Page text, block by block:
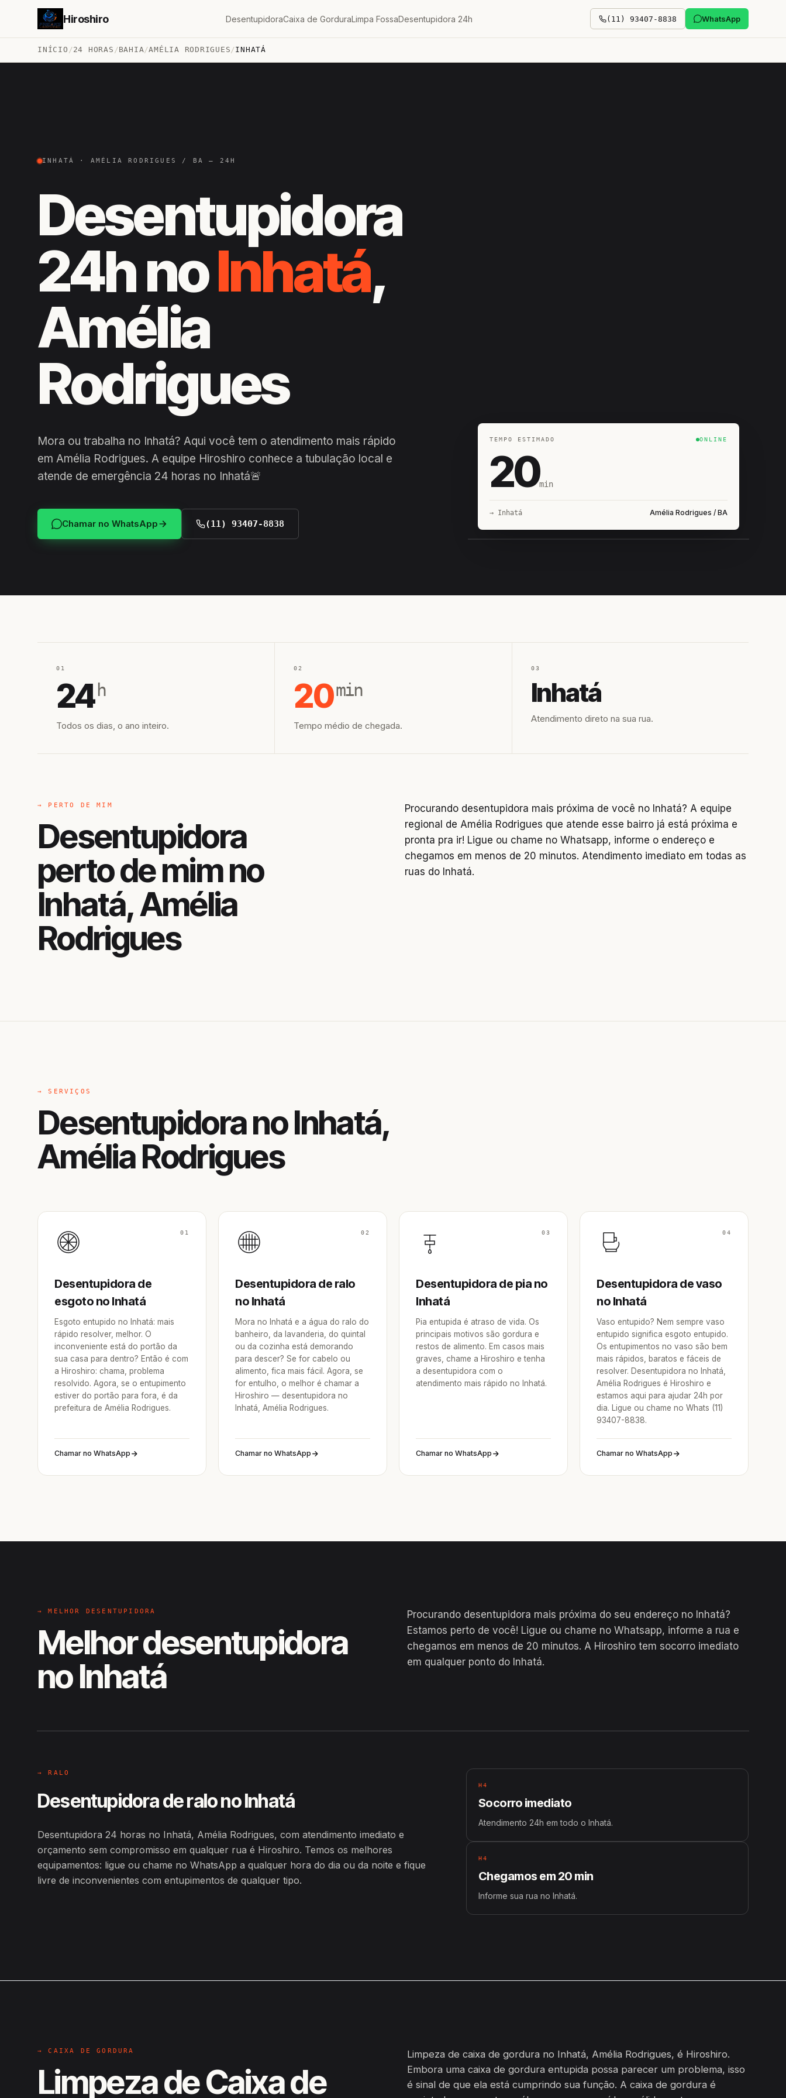
Hiroshiro DesentupidoraCaixa de GorduraLimpa FossaDesentupidora 24h (11) 93407-8838 WhatsApp
INÍCIO /24 HORAS /BAHIA/AMÉLIA RODRIGUES /INHATÁ
INHATÁ · AMÉLIA RODRIGUES / BA — 24H
Desentupidora
24h noInhatá,
Amélia
Rodrigues
Mora ou trabalha no Inhatá? Aqui você tem o atendimento mais rápido
em Amélia Rodrigues. A equipe Hiroshiro conhece a tubulação local e
atende de emergência 24 horas no Inhatá🚨
Chamar no WhatsApp (11) 93407-8838
TEMPO ESTIMADO ONLINE
20min
→ Inhatá Amélia Rodrigues / BA
01
24 h
Todos os dias, o ano inteiro.
02
20min
Tempo médio de chegada.
03
Inhatá
Atendimento direto na sua rua.
→ PERTO DE MIM
Desentupidora
perto de mim no
Inhatá, Amélia
Rodrigues
Procurando desentupidora mais próxima de você no Inhatá? A equipe
regional de Amélia Rodrigues que atende esse bairro já está próxima e
pronta pra ir! Ligue ou chame no Whatsapp, informe o endereço e
chegamos em menos de 20 minutos. Atendimento imediato em todas as
ruas do Inhatá.
→ SERVIÇOS
Desentupidora no Inhatá,
Amélia Rodrigues
01
Desentupidora de
esgoto no Inhatá
Esgoto entupido no Inhatá: mais
rápido resolver, melhor. O
inconveniente está do portão da
sua casa para dentro? Então é com
a Hiroshiro: chama, problema
resolvido. Agora, se o entupimento
estiver do portão para fora, é da
prefeitura de Amélia Rodrigues.
Chamar no WhatsApp
02
Desentupidora de ralo
no Inhatá
Mora no Inhatá e a água do ralo do
banheiro, da lavanderia, do quintal
ou da cozinha está demorando
para descer? Se for cabelo ou
alimento, fica mais fácil. Agora, se
for entulho, o melhor é chamar a
Hiroshiro — desentupidora no
Inhatá, Amélia Rodrigues.
Chamar no WhatsApp
03
Desentupidora de pia no
Inhatá
Pia entupida é atraso de vida. Os
principais motivos são gordura e
restos de alimento. Em casos mais
graves, chame a Hiroshiro e tenha
a desentupidora com o
atendimento mais rápido no Inhatá.
Chamar no WhatsApp
04
Desentupidora de vaso
no Inhatá
Vaso entupido? Nem sempre vaso
entupido significa esgoto entupido.
Os entupimentos no vaso são bem
mais rápidos, baratos e fáceis de
resolver. Desentupidora no Inhatá,
Amélia Rodrigues é Hiroshiro e
estamos aqui para ajudar 24h por
dia. Ligue ou chame no Whats (11)
93407-8838.
Chamar no WhatsApp
→ MELHOR DESENTUPIDORA
Melhor desentupidora
no Inhatá
Procurando desentupidora mais próxima do seu endereço no Inhatá?
Estamos perto de você! Ligue ou chame no Whatsapp, informe a rua e
chegamos em menos de 20 minutos. A Hiroshiro tem socorro imediato
em qualquer ponto do Inhatá.
EM CAMPO
→ RALO
Desentupidora de ralo no Inhatá
Desentupidora 24 horas no Inhatá, Amélia Rodrigues, com atendimento imediato e
orçamento sem compromisso em qualquer rua é Hiroshiro. Temos os melhores
equipamentos: ligue ou chame no WhatsApp a qualquer hora do dia ou da noite e fique
livre de inconvenientes com entupimentos de qualquer tipo.
H4
Socorro imediato
Atendimento 24h em todo o Inhatá.
H4
Chegamos em 20 min
Informe sua rua no Inhatá.
→ CAIXA DE GORDURA
Limpeza de Caixa de
Limpeza de caixa de gordura no Inhatá, Amélia Rodrigues, é Hiroshiro.
Embora uma caixa de gordura entupida possa parecer um problema, isso
é sinal de que ela está cumprindo sua função. A caixa de gordura é